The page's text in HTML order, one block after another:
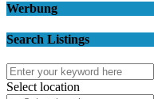
Werbung
Search Listings
Select location